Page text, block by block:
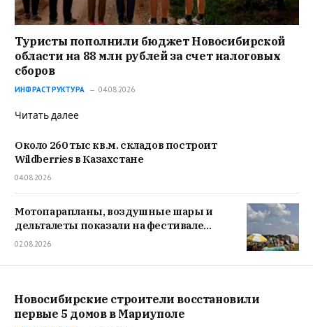
Туристы пополнили бюджет Новосибирской
области на 88 млн рублей за счет налоговых
сборов
ИНФРАСТРУКТУРА 04.08.2026
Читать далее
Около 260 тыс кв.м. складов построит
Wildberries в Казахстане
04.08.2026
Мотопарапланы, воздушные шары и
дельталеты показали на фестивале
«ВИВА АВИА!»
02.08.2026
Новосибирские строители восстановили
первые 5 домов в Мариуполе